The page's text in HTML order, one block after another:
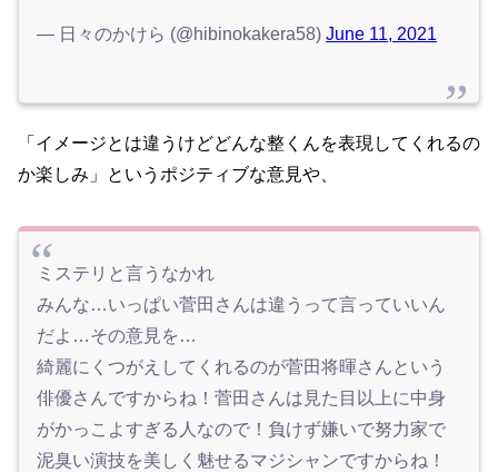
— 日々のかけら (@hibinokakera58) June 11, 2021
「イメージとは違うけどどんな整くんを表現してくれるの
か楽しみ」というポジティブな意見や、
ミステリと言うなかれ
みんな…いっぱい菅田さんは違うって言っていいん
だよ…その意見を…
綺麗にくつがえしてくれるのが菅田将暉さんという
俳優さんですからね！菅田さんは見た目以上に中身
がかっこよすぎる人なので！負けず嫌いで努力家で
泥臭い演技を美しく魅せるマジシャンですからね！